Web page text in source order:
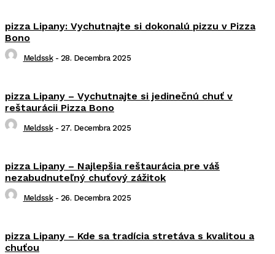
pizza Lipany: Vychutnajte si dokonalú pizzu v Pizza
Bono
Meldssk - 28. Decembra 2025
pizza Lipany – Vychutnajte si jedinečnú chuť v
reštaurácii Pizza Bono
Meldssk - 27. Decembra 2025
pizza Lipany – Najlepšia reštaurácia pre váš
nezabudnuteľný chuťový zážitok
Meldssk - 26. Decembra 2025
pizza Lipany – Kde sa tradícia stretáva s kvalitou a
chuťou